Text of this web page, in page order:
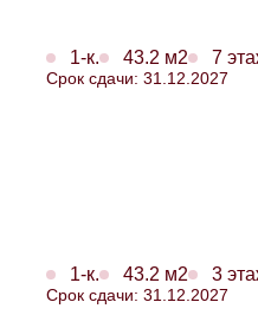
1-к. 43.2 м2 7
Срок сдачи: 31.12.2027
1-к. 43.2 м2 3
Срок сдачи: 31.12.2027